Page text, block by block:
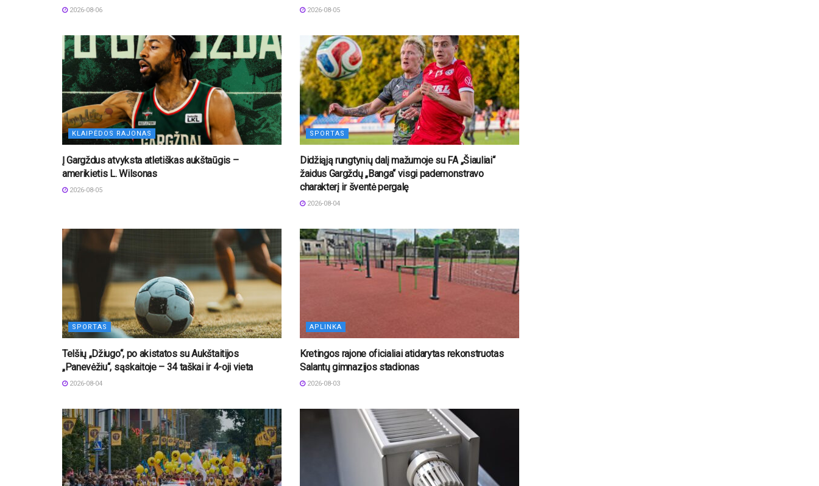
2026-08-06 2026-08-05
KLAIPĖDOS RAJONAS
Į Gargždus atvyksta atletiškas aukštaūgis –
amerikietis L. Wilsonas
2026-08-05
SPORTAS
Didžiąją rungtynių dalį mažumoje su FA „Šiauliai“
žaidus Gargždų „Banga“ visgi pademonstravo
charakterį ir šventė pergalę
2026-08-04
SPORTAS
Telšių „Džiugo“, po akistatos su Aukštaitijos
„Panevėžiu“, sąskaitoje – 34 taškai ir 4-oji vieta
2026-08-04
APLINKA
Kretingos rajone oficialiai atidarytas rekonstruotas
Salantų gimnazijos stadionas
2026-08-03